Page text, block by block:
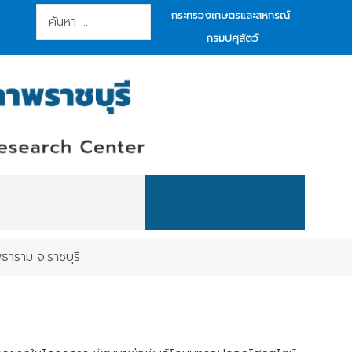
การค้นหา
กระทรวงเกษตรและสหกรณ์
กรมปศุสัตว์
ราม จ.ราชบุรี